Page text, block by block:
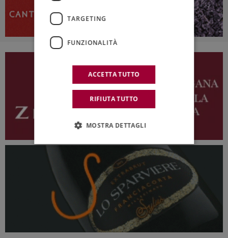
TARGETING
FUNZIONALITÀ
ACCETTA TUTTO
RIFIUTA TUTTO
MOSTRA DETTAGLI